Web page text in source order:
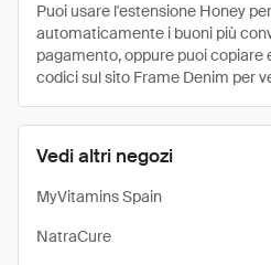
Vedi altri negozi
MyVitamins Spain
NatraCure
Puoi usare l'estensione Honey
automaticamente i buoni più
pagamento, oppure puoi
codici sul sito Frame Denim per